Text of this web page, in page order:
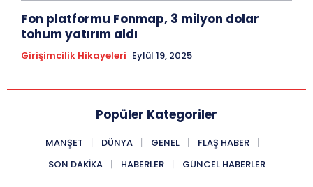
Fon platformu Fonmap, 3 milyon dolar
tohum yatırım aldı
Girişimcilik Hikayeleri Eylül 19, 2025
Popüler Kategoriler
MANŞET DÜNYA GENEL
FLAŞ HABER
SON DAKIKA
HABERLER GÜNCEL HABERLER